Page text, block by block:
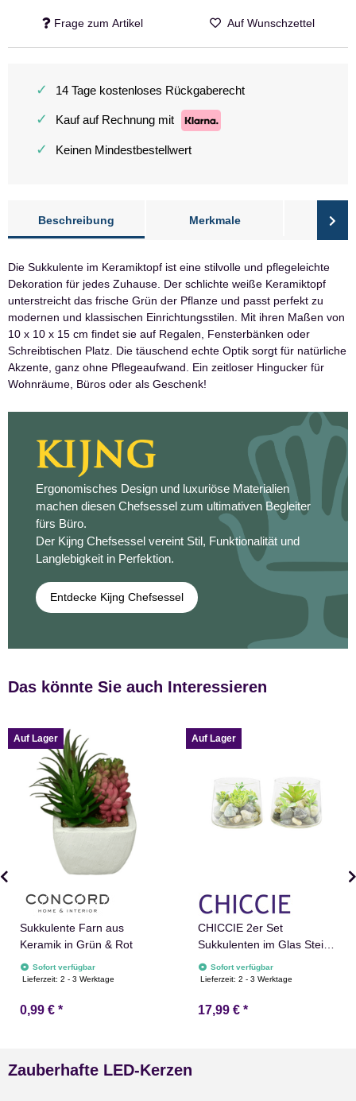
Frage zum Artikel Auf Wunschzettel
✓ 14 Tage kostenloses Rückgaberecht
✓ Kauf auf Rechnung mit
✓ Keinen Mindestbestellwert
Beschreibung Merkmale
Die Sukkulente im Keramiktopf ist eine stilvolle und pflegeleichte
Dekoration für jedes Zuhause. Der schlichte weiße Keramiktopf
unterstreicht das frische Grün der Pflanze und passt perfekt zu
modernen und klassischen Einrichtungsstilen. Mit ihren Maßen von
10 x 10 x 15 cm findet sie auf Regalen, Fensterbänken oder
Schreibtischen Platz. Die täuschend echte Optik sorgt für natürliche
Akzente, ganz ohne Pflegeaufwand. Ein zeitloser Hingucker für
Wohnräume, Büros oder als Geschenk!
Ergonomisches Design und luxuriöse Materialien
machen diesen Chefsessel zum ultimativen Begleiter
fürs Büro.
Der Kijng Chefsessel vereint Stil, Funktionalität und
Langlebigkeit in Perfektion.
Entdecke Kijng Chefsessel
Das könnte Sie auch Interessieren
Auf Lager
Sukkulente Farn aus
Keramik in Grün & Rot
Sofort verfügbar
Lieferzeit:2 - 3 Werktage
0,99 € *
Auf Lager
CHICCIE 2er Set
Sukkulenten im Glas Steine
10x10x8cm Künstliche
Zimmerpflanze
Sofort verfügbar
Lieferzeit:2 - 3 Werktage
17,99 € *
Zauberhafte LED-Kerzen